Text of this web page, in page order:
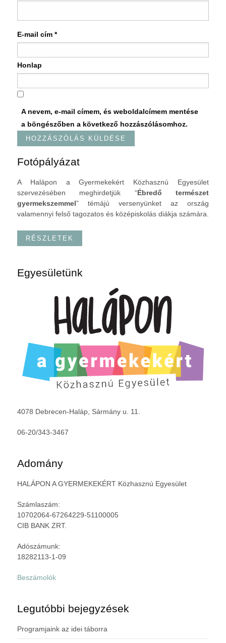
E-mail cím *
Honlap
A nevem, e-mail címem, és weboldalcímem mentése
a böngészőben a következő hozzászólásomhoz.
Fotópályázat
A Halápon a Gyermekekért Közhasznú Egyesület
szervezésében meghirdetjük “Ébredő természet
gyermekszemmel” témájú versenyünket az ország
valamennyi felső tagozatos és középiskolás diákja számára.
RÉSZLETEK
Egyesületünk
4078 Debrecen-Haláp, Sármány u. 11.
06-20/343-3467
Adomány
HALÁPON A GYERMEKEKÉRT Közhasznú Egyesület
Számlaszám:
10702064-67264229-51100005
CIB BANK ZRT.
Adószámunk:
18282113-1-09
Beszámolók
Legutóbbi bejegyzések
Programjaink az idei táborra